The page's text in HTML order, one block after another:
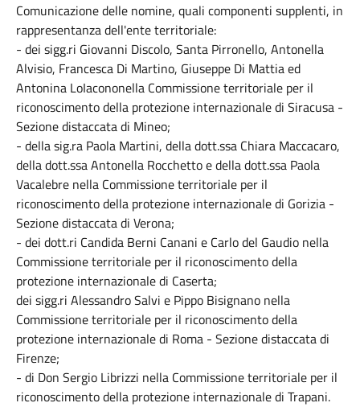
Comunicazione delle nomine, quali componenti supplenti, in
rappresentanza dell'ente territoriale:
- dei sigg.ri Giovanni Discolo, Santa Pirronello, Antonella
Alvisio, Francesca Di Martino, Giuseppe Di Mattia ed
Antonina LoIacononella Commissione territoriale per il
riconoscimento della protezione internazionale di Siracusa -
Sezione distaccata di Mineo;
- della sig.ra Paola Martini, della dott.ssa Chiara Maccacaro,
della dott.ssa Antonella Rocchetto e della dott.ssa Paola
Vacalebre nella Commissione territoriale per il
riconoscimento della protezione internazionale di Gorizia -
Sezione distaccata di Verona;
- dei dott.ri Candida Berni Canani e Carlo del Gaudio nella
Commissione territoriale per il riconoscimento della
protezione internazionale di Caserta;
dei sigg.ri Alessandro Salvi e Pippo Bisignano nella
Commissione territoriale per il riconoscimento della
protezione internazionale di Roma - Sezione distaccata di
Firenze;
- di Don Sergio Librizzi nella Commissione territoriale per il
riconoscimento della protezione internazionale di Trapani.